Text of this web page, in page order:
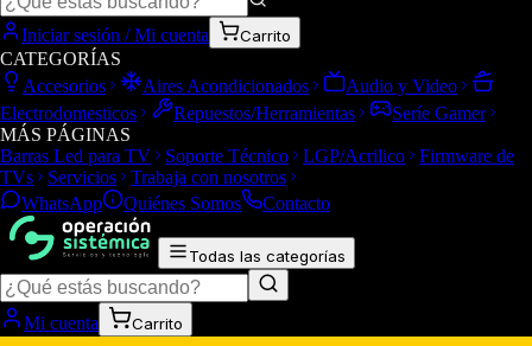
Iniciar sesión / Mi cuenta Carrito
CATEGORÍAS
Accesorios
Aires Acondicionados
Audio y Video
Electrodomesticos
Repuestos/Herramientas
Seríe Gamer
MÁS PÁGINAS
Barras Led para TV
Soporte Técnico LGP/Acrilico
Firmware de
TVs
Servicios
Trabaja con nosotros
WhatsApp
Quiénes Somos Contacto
Todas las categorías
Mi cuenta Carrito